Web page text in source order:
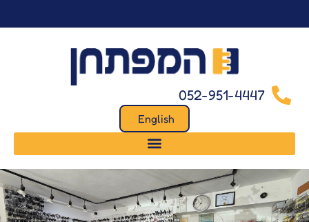
052-951-4447
English